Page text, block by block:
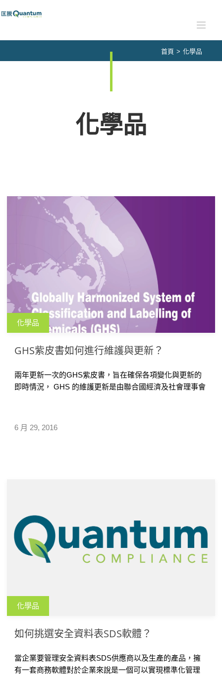
to
首頁 > 化學品
化學品
化學品
GHS紫皮書如何進行維護與更新？
6 月 29, 2016
兩年更新一次的GHS紫皮書，旨在確保各項變化與更新的
即時情況， GHS 的維護更新是由聯合國經濟及社會理事會
化學品
如何挑選安全資料表SDS軟體？
當企業要管理安全資料表SDS供應商以及生產的產品，擁
有一套商務軟體對於企業來說是一個可以實現標準化管理